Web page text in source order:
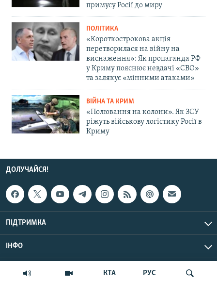
КТА РУС
примусу Росії до миру
ПОЛІТИКА
«Короткострокова акція
перетворилася на війну на
виснаження»: Як пропаганда РФ
у Криму пояснює невдачі «СВО»
та залякує «мінними атаками»
ВІЙНА ТА КРИМ
«Полювання на колони». Як ЗСУ
ріжуть військову логістику Росії в
Криму
ДОЛУЧАЙСЯ!
ПІДТРИМКА
ІНФО
© Крим.Реалії, 2026 | Усі права застережено.